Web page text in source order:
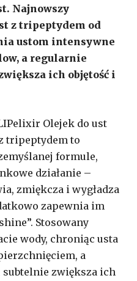
Najnowszy
z tripeptydem od
ustom intensywne
a regularnie
ich objętość i
Olejek do ust
tripeptydem to
formule,
działanie –
zmiękcza i wygładza
zapewnia im
Stosowany
wody, chroniąc usta
a
zwiększa ich